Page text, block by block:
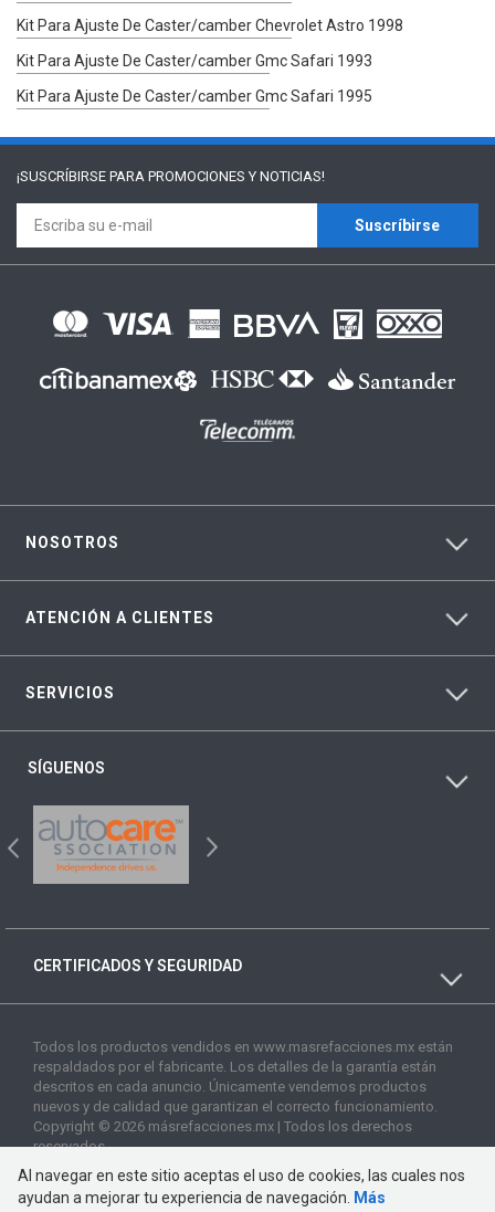
Kit Para Ajuste De Caster/camber Chevrolet Astro 1998
Kit Para Ajuste De Caster/camber Gmc Safari 1993
Kit Para Ajuste De Caster/camber Gmc Safari 1995
¡SUSCRÍBIRSE PARA PROMOCIONES Y NOTICIAS!
Suscríbirse
NOSOTROS
ATENCIÓN A CLIENTES
SERVICIOS
SÍGUENOS
CERTIFICADOS Y SEGURIDAD
Todos los productos vendidos en www.masrefacciones.mx están
respaldados por el fabricante. Los detalles de la garantía están
descritos en cada anuncio. Únicamente vendemos productos
nuevos y de calidad que garantizan el correcto funcionamiento.
Copyright © 2026 másrefacciones.mx | Todos los derechos
reservados
Al navegar en este sitio aceptas el uso de cookies, las cuales nos
ayudan a mejorar tu experiencia de navegación.
Más